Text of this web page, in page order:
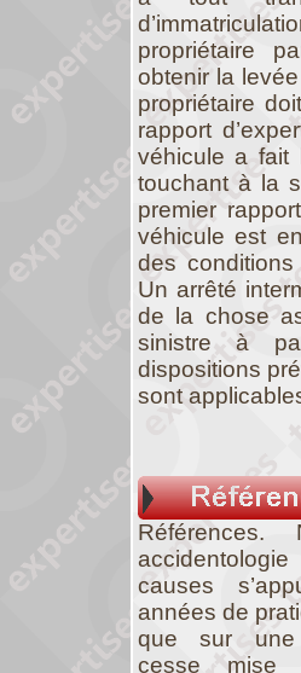
propriétaire
obtenir la
propriétaire
rapport
véhicule a fait
touchant à la
premier
véhicule est
des
Un arrêté
de la chose
sinistre à
dispositions
sont
causes
années de
que sur une
cesse